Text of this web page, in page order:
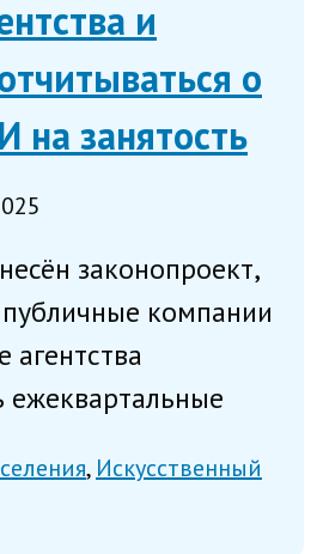
и
о
на занятость
законопроект,
компании
агентства
ежеквартальные
задействованных
Искусственный